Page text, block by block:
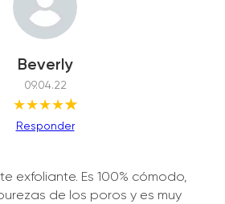
Beverly
09.04.22
★★★★★
Responder
exfoliante. Es 100% cómodo,
de los poros y es muy